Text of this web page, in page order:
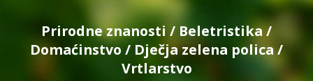
Prirodne znanosti / Beletristika/
Domaćinstvo / Dječja zelena polica /
Vrtlarstvo